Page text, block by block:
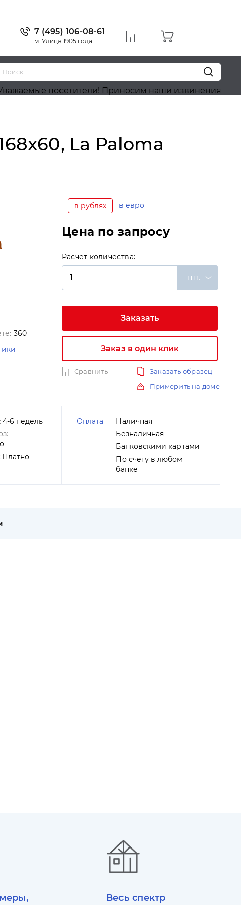
7 (495) 106-08-61
м. Улица 1905 года
посетители! Приносим наши извинения, на сайте
La Paloma
360
в рублях в евро
Цена по запросу
Расчет количества:
шт.
Заказать
Заказ в один клик
Сравнить
Заказать образец
Примерить на доме
4-6 недель
Платно
Оплата
Наличная
Безналичная
Банковскими картами
По счету в любом
банке
Весь спектр